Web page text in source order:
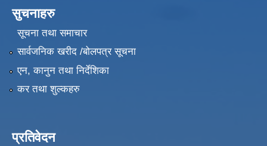
सुचनाहरु
सूचना तथा समाचार
सार्वजनिक खरीद /बोलपत्र सूचना
एन, कानुन तथा निर्देशिका
कर तथा शुल्कहरु
प्रतिवेदन